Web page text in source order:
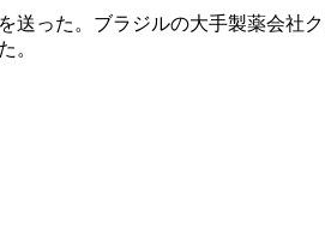
った。ブラジルの大手製薬会社
。